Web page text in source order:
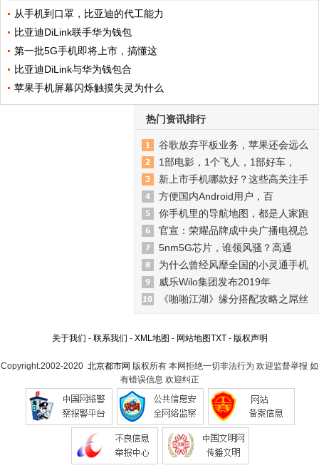
从手机到口罩，比亚迪的代工能力
比亚迪DiLink联手华为钱包
第一批5G手机即将上市，搞懂这
比亚迪DiLink与华为钱包合
苹果手机屏幕闪烁触摸失灵为什么
热门资讯排行
谷歌放弃平板业务，苹果还会远么
1部电影，1个飞人，1部好车，
新上市手机哪款好？这些高关注手
方便国内Android用户，百
你手机里的导航地图，都是人家跑
官宣：荣耀品牌成中央广播电视总
5nm5G芯片，谁领风骚？高通
为什么曾经风靡全国的小灵通手机
威乐Wilo集团发布2019年
《啪啪江湖》缘分搭配攻略之屌丝
关于我们 - 联系我们 - XML地图 - 网站地图TXT- 版权声明
Copyright.2002-2020 北京都市网 版权所有 本网拒绝一切非法行为 欢迎监督举报 如
有错误信息 欢迎纠正